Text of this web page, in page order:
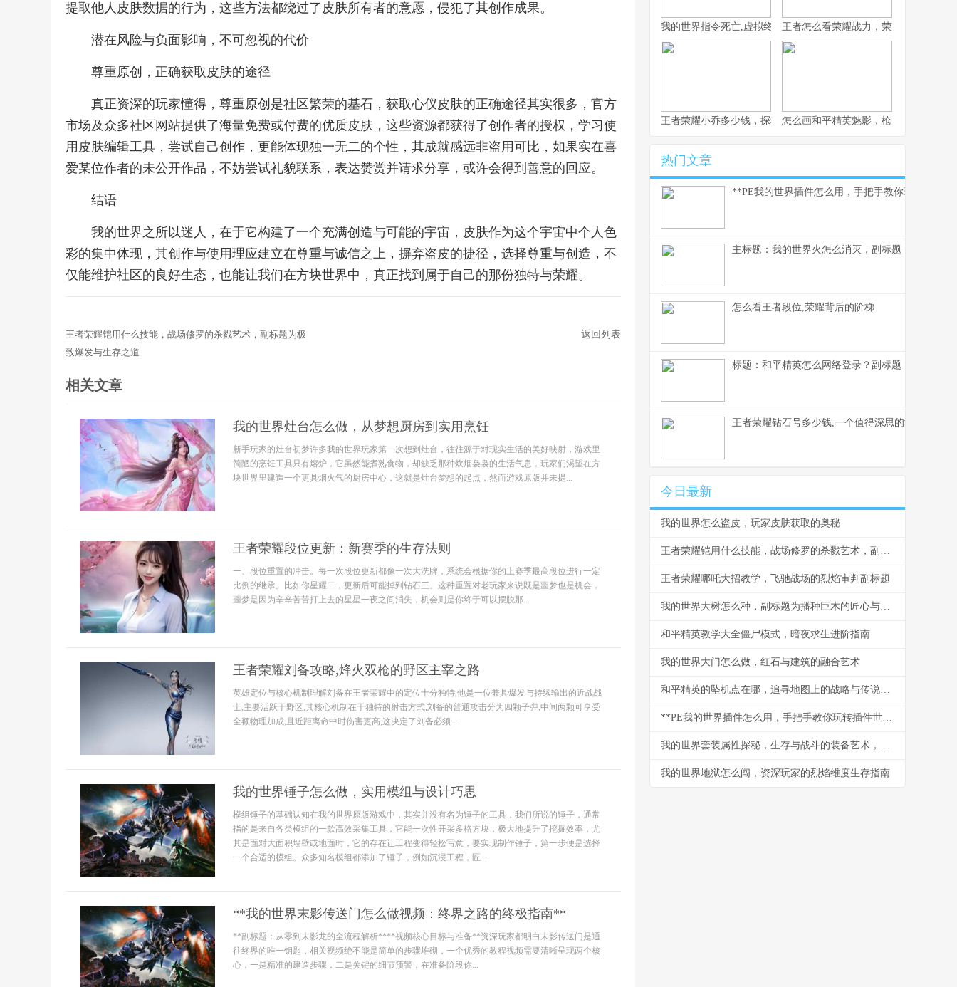
提取他人皮肤数据的行为，这些方法都绕过了皮肤所有者的意愿，侵犯了其创作成果。
潜在风险与负面影响，不可忽视的代价
尊重原创，正确获取皮肤的途径
真正资深的玩家懂得，尊重原创是社区繁荣的基石，获取心仪皮肤的正确途径其实很多，官方
市场及众多社区网站提供了海量免费或付费的优质皮肤，这些资源都获得了创作者的授权，学习使
用皮肤编辑工具，尝试自己创作，更能体现独一无二的个性，其成就感远非盗用可比，如果实在喜
爱某位作者的未公开作品，不妨尝试礼貌联系，表达赞赏并请求分享，或许会得到善意的回应。
结语
我的世界之所以迷人，在于它构建了一个充满创造与可能的宇宙，皮肤作为这个宇宙中个人色
彩的集中体现，其创作与使用理应建立在尊重与诚信之上，摒弃盗皮的捷径，选择尊重与创造，不
仅能维护社区的良好生态，也能让我们在方块世界中，真正找到属于自己的那份独特与荣耀。
王者荣耀铠用什么技能，战场修罗的杀戮艺术，副标题为极
致爆发与生存之道
返回列表
相关文章
我的世界灶台怎么做，从梦想厨房到实用烹饪
新手玩家的灶台初梦许多我的世界玩家第一次想到灶台，往往源于对现实生活的美好映射，游戏里
简陋的烹饪工具只有熔炉，它虽然能煮熟食物，却缺乏那种炊烟袅袅的生活气息，玩家们渴望在方
块世界里建造一个更具烟火气的厨房中心，这就是灶台梦想的起点，然而游戏原版并未提...
王者荣耀段位更新：新赛季的生存法则
一、段位重置的冲击。每一次段位更新都像一次大洗牌，系统会根据你的上赛季最高段位进行一定
比例的继承。比如你星耀二，更新后可能掉到钻石三。这种重置对老玩家来说既是噩梦也是机会，
噩梦是因为辛辛苦苦打上去的星星一夜之间消失，机会则是你终于可以摆脱那...
王者荣耀刘备攻略,烽火双枪的野区主宰之路
英雄定位与核心机制理解刘备在王者荣耀中的定位十分独特,他是一位兼具爆发与持续输出的近战战
士,主要活跃于野区,其核心机制在于独特的射击方式,刘备的普通攻击分为四颗子弹,中间两颗可享受
全额物理加成,且近距离命中时伤害更高,这决定了刘备必须...
我的世界锤子怎么做，实用模组与设计巧思
模组锤子的基础认知在我的世界原版游戏中，其实并没有名为锤子的工具，我们所说的锤子，通常
指的是来自各类模组的一款高效采集工具，它能一次性开采多格方块，极大地提升了挖掘效率，尤
其是面对大面积墙壁或地面时，它的存在让工程变得轻松写意，要实现制作锤子，第一步便是选择
一个合适的模组。众多知名模组都添加了锤子，例如沉浸工程，匠...
**我的世界末影传送门怎么做视频：终界之路的终极指南**
**副标题：从零到末影龙的全流程解析****视频核心目标与准备**资深玩家都明白末影传送门是通
往终界的唯一钥匙，相关视频绝不能是简单的步骤堆砌，一个优秀的教程视频需要清晰呈现两个核
心，一是精准的建造步骤，二是关键的细节预警，在准备阶段你...
我的世界指令死亡,虚拟终结与真实隐喻王者怎么看荣耀战力，荣耀战力背后的
王者荣耀小乔多少钱，探秘获取成本与价值考量
怎么画和平精英魅影，枪火玫瑰的暗影
热门文章
**PE我的世界插件怎么用，手把手教你玩转插件
主标题：我的世界火怎么消灭，副标题：资深玩家
怎么看王者段位,荣耀背后的阶梯
标题：和平精英怎么网络登录？副标题：资深玩家
王者荣耀钻石号多少钱,一个值得深思的游戏现象,
今日最新
我的世界怎么盗皮，玩家皮肤获取的奥秘
王者荣耀铠用什么技能，战场修罗的杀戮艺术，副标题为极致爆发与生存之道
王者荣耀哪吒大招教学，飞驰战场的烈焰审判副标题
我的世界大树怎么种，副标题为播种巨木的匠心与奇思
和平精英教学大全僵尸模式，暗夜求生进阶指南
我的世界大门怎么做，红石与建筑的融合艺术
和平精英的坠机点在哪，追寻地图上的战略与传说副标题
**PE我的世界插件怎么用，手把手教你玩转插件世界，副标题，从零开始掌握插件使用精髓**
我的世界套装属性探秘，生存与战斗的装备艺术，副标题，深入解析盔甲与工具的隐藏法则
我的世界地狱怎么闯，资深玩家的烈焰维度生存指南